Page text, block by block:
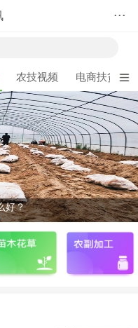
•••
农技视频 电商扶贫
好？